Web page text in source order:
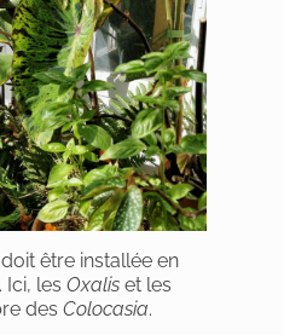
être installée en
Ici, lesOxalis et les
desColocasia.